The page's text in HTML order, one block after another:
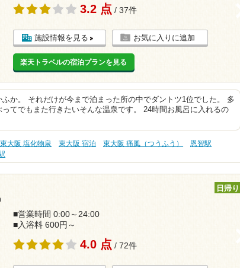
3.2 点 / 37件
施設情報を見る お気に入りに追加
楽天トラベルの宿泊プランを見る
か。 それだけが今まで泊まった所の中でダントツ1位でした。 多
てでもまた行きたいそんな温泉です。 24時間お風呂に入れるの
東大阪 塩化物泉 東大阪 宿泊 東大阪 痛風（つうふう）
恩智駅
日帰り
■営業時間 0:00～24:00
■入浴料 600円～
4.0 点 / 72件